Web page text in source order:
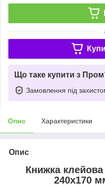
Що таке купити з
Замовлення під
Опис Характеристики
Опис
Книжка
240х170